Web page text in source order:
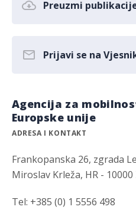
Preuzmi
Prijavi se na
Agencija za
Europske unije
ADRESA I KONTAKT
Frankopanska 26, zgrada
Miroslav Krleža, HR -
Tel: +385 (0) 1 5556 498